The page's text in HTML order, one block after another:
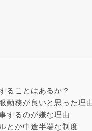
ることはあるか？
勤務が良いと思った理
するのが嫌な理由
とか中途半端な制度